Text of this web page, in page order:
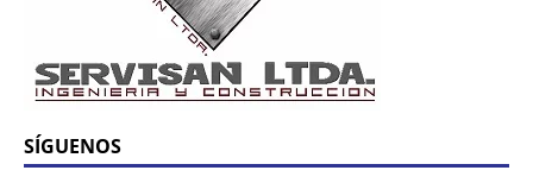
SÍGUENOS